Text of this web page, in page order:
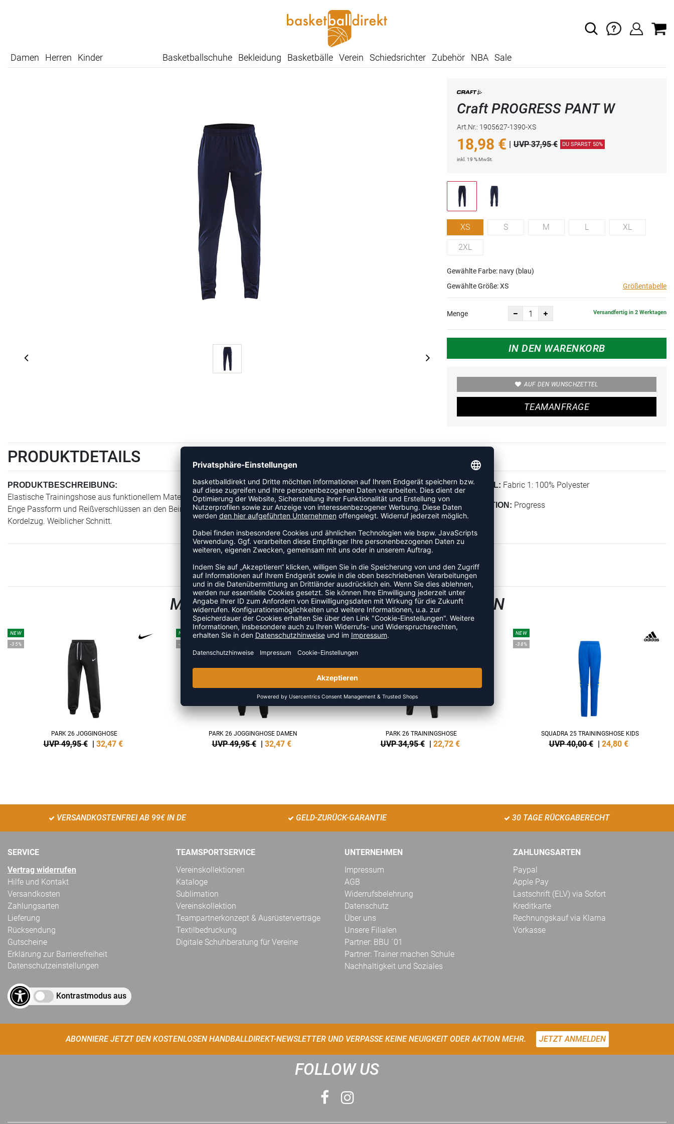
Damen Herren Kinder Basketballschuhe Bekleidung Basketbälle Verein Schiedsrichter Zubehör NBA Sale
Craft PROGRESS PANT W
Art.Nr.: 1905627-1390-XS
18,98 € | UVP 37,95 € DU SPARST 50%
inkl. 19 % MwSt.
XS S M L XL
2XL
Gewählte Farbe: navy (blau)
Gewählte Größe:XS Größentabelle
Menge Versandfertig in 2 Werktagen
IN DEN WARENKORB
AUF DEN WUNSCHZETTEL
TEAMANFRAGE
PRODUKTDETAILS
PRODUKTBESCHREIBUNG:
Elastische Trainingshose aus funktionellem Material mit hervorragenden Feuchtigkeitstransport für maximale Leistung.
Enge Passform und Reißverschlüssen an den Beinabschlüssen. Seitentaschen mit Reißverschluss. Elastischer Bund mit
Kordelzug. Weiblicher Schnitt.
MATERIAL: Fabric 1: 100% Polyester
KOLLEKTION: Progress
ZULETZT ANGESEHEN
MEHR AUS DER KATEGORIE TRAININGSHOSEN
NEW
-35%
PARK 26 JOGGINGHOSE
UVP 49,95 € | 32,47 €
NEW
-35%
PARK 26 JOGGINGHOSE DAMEN
UVP 49,95 € | 32,47 €
NEW
PARK 26 TRAININGSHOSE
UVP 34,95 € | 22,72 €
NEW
-38%
SQUADRA 25 TRAININGSHOSE KIDS
UVP 40,00 € | 24,80 €
VERSANDKOSTENFREI AB 99€ IN DE GELD-ZURÜCK-GARANTIE 30 TAGE RÜCKGABERECHT
SERVICE
Vertrag widerrufen
Hilfe und Kontakt
Versandkosten
Zahlungsarten
Lieferung
Rücksendung
Gutscheine
Erklärung zur Barrierefreiheit
Datenschutzeinstellungen
Kontrastmodus aus
TEAMSPORTSERVICE
Vereinskollektionen
Kataloge
Sublimation
Vereinskollektion
Teampartnerkonzept & Ausrüsterverträge
Textilbedruckung
Digitale Schuhberatung für Vereine
UNTERNEHMEN
Impressum
AGB
Widerrufsbelehrung
Datenschutz
Über uns
Unsere Filialen
Partner: BBU ´01
Partner: Trainer machen Schule
Nachhaltigkeit und Soziales
ZAHLUNGSARTEN
Paypal
Apple Pay
Lastschrift (ELV) via Sofort
Kreditkarte
Rechnungskauf via Klarna
Vorkasse
ABONNIERE JETZT DEN KOSTENLOSEN HANDBALLDIREKT-NEWSLETTER UND VERPASSE KEINE NEUIGKEIT ODER AKTION MEHR. JETZT ANMELDEN
FOLLOW US